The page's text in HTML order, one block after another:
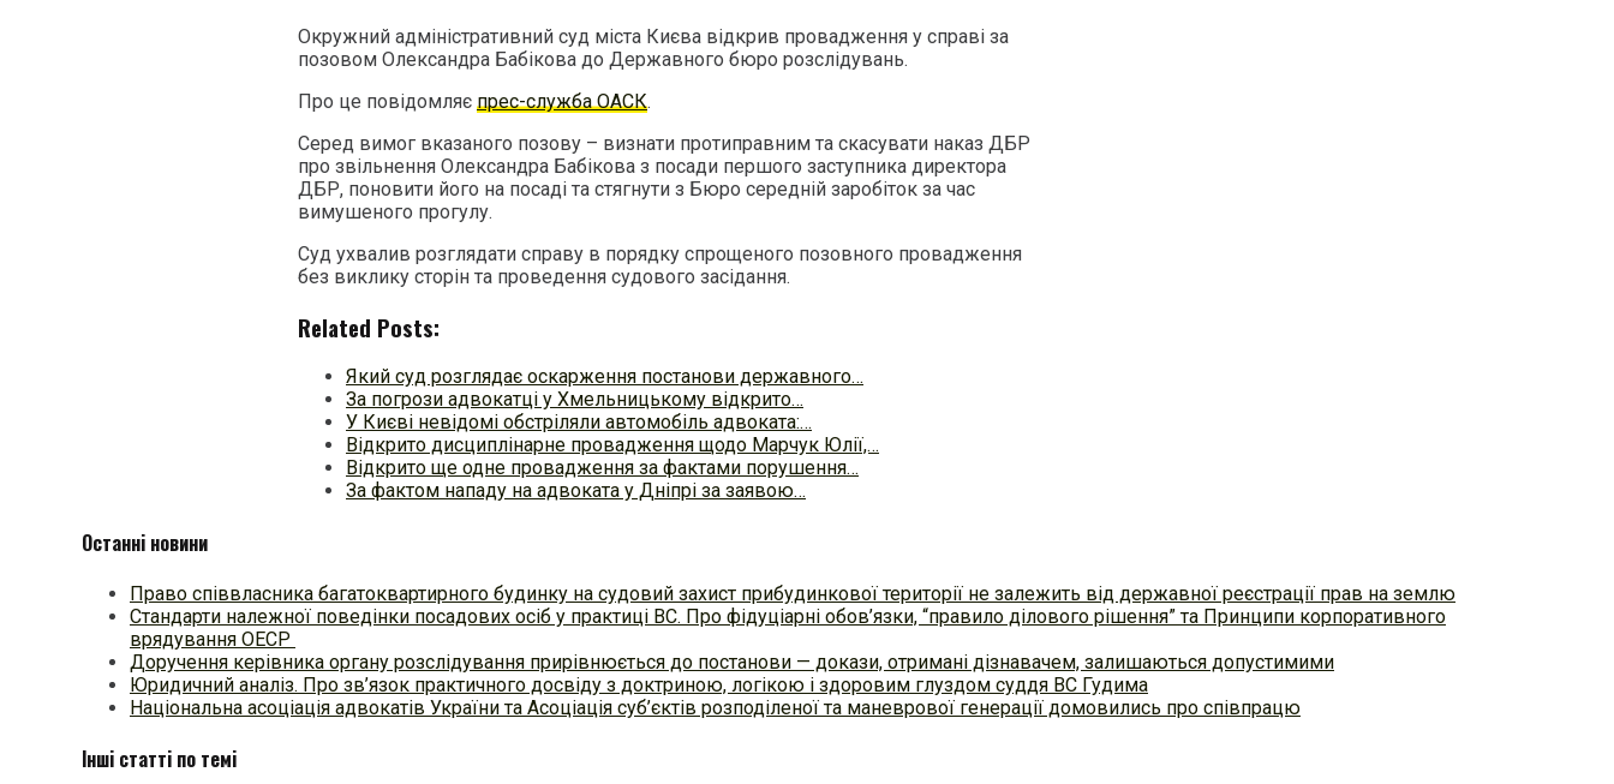
Окружний адміністративний суд міста Києва відкрив провадження у справі за
позовом Олександра Бабікова до Державного бюро розслідувань.
Про це повідомляє прес-служба ОАСК.
Серед вимог вказаного позову – визнати протиправним та скасувати наказ ДБР
про звільнення Олександра Бабікова з посади першого заступника директора
ДБР, поновити його на посаді та стягнути з Бюро середній заробіток за час
вимушеного прогулу.
Суд ухвалив розглядати справу в порядку спрощеного позовного провадження
без виклику сторін та проведення судового засідання.
Related Posts:
Який суд розглядає оскарження постанови державного…
За погрози адвокатці у Хмельницькому відкрито…
У Києві невідомі обстріляли автомобіль адвоката:…
Відкрито дисциплінарне провадження щодо Марчук Юлії,…
Відкрито ще одне провадження за фактами порушення…
За фактом нападу на адвоката у Дніпрі за заявою…
Останні новини
Право співвласника багатоквартирного будинку на судовий захист прибудинкової території не залежить від державної реєстрації прав на землю
Стандарти належної поведінки посадових осіб у практиці ВC. Про фідуціарні обов’язки, “правило ділового рішення” та Принципи корпоративного
врядування ОЕСР
Доручення керівника органу розслідування прирівнюється до постанови — докази, отримані дізнавачем, залишаються допустимими
Юридичний аналіз. Про зв’язок практичного досвіду з доктриною, логікою і здоровим глуздом суддя ВС Гудима
Національна асоціація адвокатів України та Асоціація суб’єктів розподіленої та маневрової генерації домовились про співпрацю
Інші статті по темі